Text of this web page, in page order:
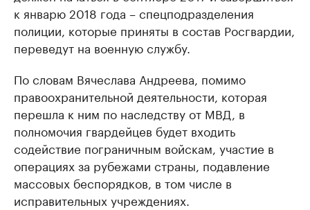
к январю 2018 года – спецподразделения
полиции, которые приняты в состав Росгвардии,
переведут на военную службу.
По словам Вячеслава Андреева, помимо
правоохранительной деятельности, которая
перешла к ним по наследству от МВД, в
полномочия гвардейцев будет входить
содействие пограничным войскам, участие в
операциях за рубежами страны, подавление
массовых беспорядков, в том числе в
исправительных учреждениях.